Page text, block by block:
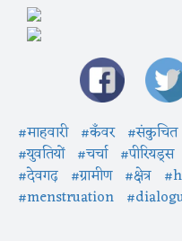
#माहवारी #कँवर #संकुचित
#युवतियों #चर्चा #पीरियड्स
#देवगढ़ #ग्रामीण #क्षेत्र
#menstruation